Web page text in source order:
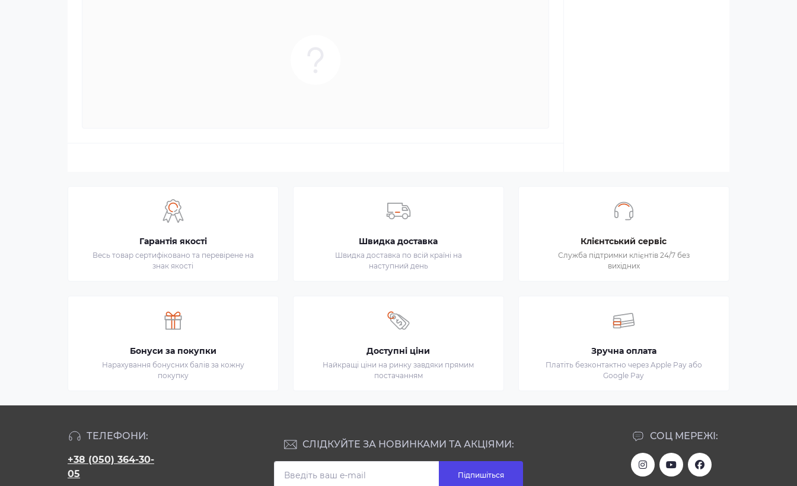
Гарантія якості
Весь товар сертифіковано та перевірене на
знак якості
Швидка доставка
Швидка доставка по всій країні на
наступний день
Клієнтський сервіс
Служба підтримки клієнтів 24/7 без
вихідних
Бонуси за покупки
Нарахування бонусних балів за кожну
покупку
Доступні ціни
Найкращі ціни на ринку завдяки прямим
постачанням
Зручна оплата
Платіть безконтактно через Apple Pay або
Google Pay
ТЕЛЕФОНИ:
+38 (050) 364-30-
05
СОЦ МЕРЕЖІ:
СЛІДКУЙТЕ ЗА НОВИНКАМИ ТА АКЦІЯМИ:
Підпишіться